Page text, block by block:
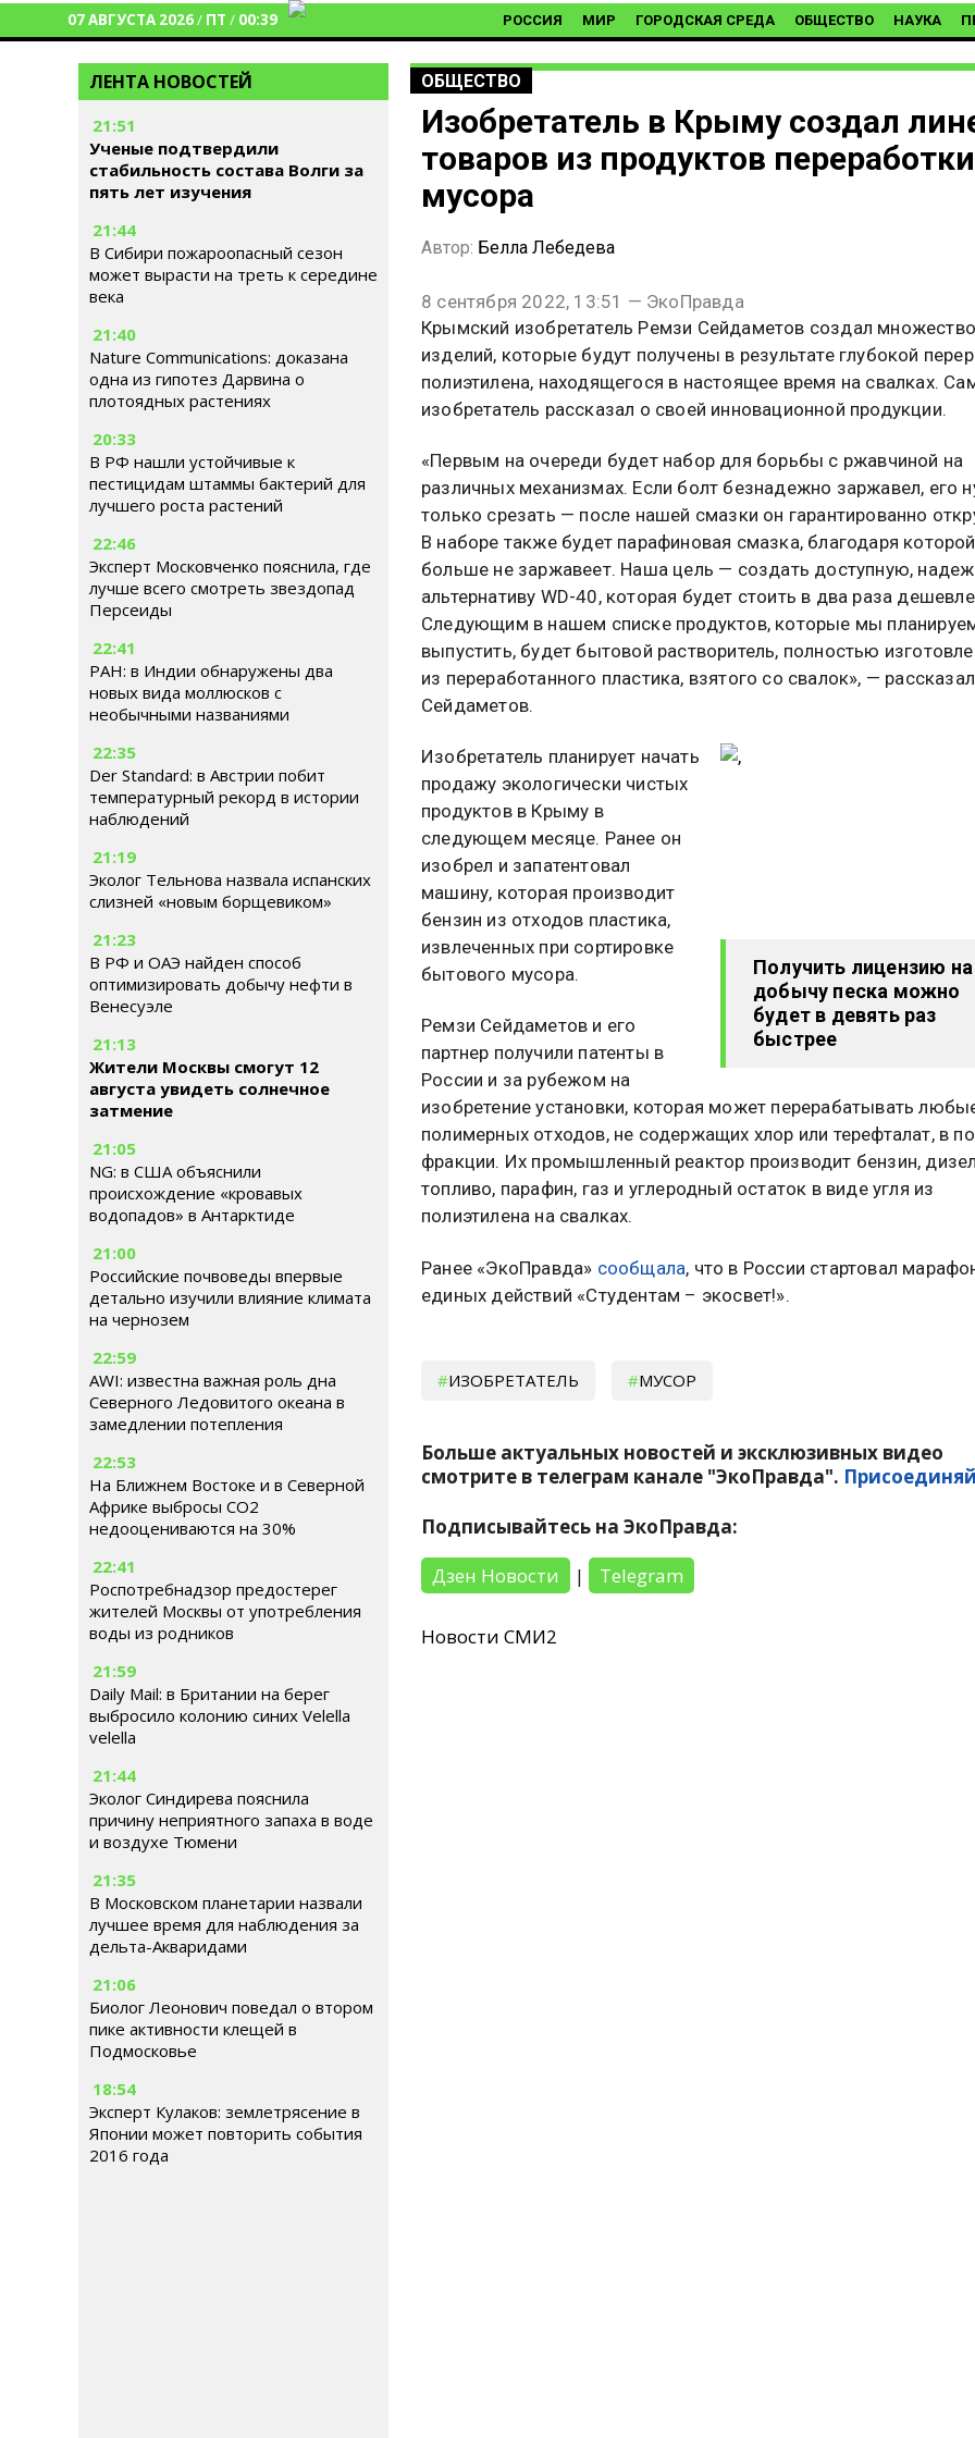
07 АВГУСТА 2026/ ПТ / 00:39 РОССИЯ МИР ГОРОДСКАЯ СРЕДА ОБЩЕСТВО НАУКА
ЛЕНТА НОВОСТЕЙ
21:51
Ученые подтвердили
стабильность состава Волги за
пять лет изучения
21:44
В Сибири пожароопасный сезон
может вырасти на треть к середине
века
21:40
Nature Communications: доказана
одна из гипотез Дарвина о
плотоядных растениях
20:33
В РФ нашли устойчивые к
пестицидам штаммы бактерий для
лучшего роста растений
22:46
Эксперт Московченко пояснила, где
лучше всего смотреть звездопад
Персеиды
22:41
РАН: в Индии обнаружены два
новых вида моллюсков с
необычными названиями
22:35
Der Standard: в Австрии побит
температурный рекорд в истории
наблюдений
21:19
Эколог Тельнова назвала испанских
слизней «новым борщевиком»
21:23
В РФ и ОАЭ найден способ
оптимизировать добычу нефти в
Венесуэле
21:13
Жители Москвы смогут 12
августа увидеть солнечное
затмение
21:05
NG: в США объяснили
происхождение «кровавых
водопадов» в Антарктиде
21:00
Российские почвоведы впервые
детально изучили влияние климата
на чернозем
22:59
AWI: известна важная роль дна
Северного Ледовитого океана в
замедлении потепления
22:53
На Ближнем Востоке и в Северной
Африке выбросы CO2
недооцениваются на 30%
22:41
Роспотребнадзор предостерег
жителей Москвы от употребления
воды из родников
21:59
Daily Mail: в Британии на берег
выбросило колонию синих Velella
velella
21:44
Эколог Синдирева пояснила
причину неприятного запаха в воде
и воздухе Тюмени
21:35
В Московском планетарии назвали
лучшее время для наблюдения за
дельта-Акваридами
21:06
Биолог Леонович поведал о втором
пике активности клещей в
Подмосковье
18:54
Эксперт Кулаков: землетрясение в
Японии может повторить события
2016 года
ОБЩЕСТВО
Изобретатель в Крыму создал
товаров из продуктов переработки
мусора
Автор: Белла Лебедева
8 сентября 2022, 13:51 — ЭкоПравда
Крымский изобретатель Ремзи Сейдаметов создал множество
изделий, которые будут получены в результате глубокой
полиэтилена, находящегося в настоящее время на свалках.
изобретатель рассказал о своей инновационной продукции.
«Первым на очереди будет набор для борьбы с ржавчиной на
различных механизмах. Если болт безнадежно заржавел, его
только срезать — после нашей смазки он гарантированно
В наборе также будет парафиновая смазка, благодаря
больше не заржавеет. Наша цель — создать доступную,
альтернативу WD-40, которая будет стоить в два раза
Следующим в нашем списке продуктов, которые мы
выпустить, будет бытовой растворитель, полностью
из переработанного пластика, взятого со свалок», —
Сейдаметов.
Получить лицензию на
добычу песка можно
будет в девять раз
быстрее
Изобретатель планирует начать
продажу экологически чистых
продуктов в Крыму в
следующем месяце. Ранее он
изобрел и запатентовал
машину, которая производит
бензин из отходов пластика,
извлеченных при сортировке
бытового мусора.
Ремзи Сейдаметов и его
партнер получили патенты в
России и за рубежом на
изобретение установки, которая может перерабатывать
полимерных отходов, не содержащих хлор или терефталат, в
фракции. Их промышленный реактор производит бензин,
топливо, парафин, газ и углеродный остаток в виде угля из
полиэтилена на свалках.
Ранее «ЭкоПравда» сообщала, что в России стартовал
единых действий «Студентам – экосвет!».
ИЗОБРЕТАТЕЛЬ МУСОР
Больше актуальных новостей и эксклюзивных видео
смотрите в телеграм канале "ЭкоПравда".
Подписывайтесь на ЭкоПравда:
Дзен Новости
| Telegram
Новости СМИ2